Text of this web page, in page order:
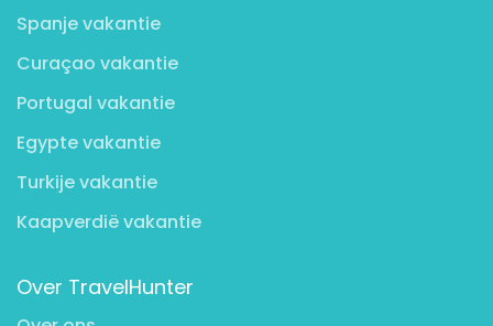
Spanje vakantie
Curaçao vakantie
Portugal vakantie
Egypte vakantie
Turkije vakantie
Kaapverdië vakantie
Over TravelHunter